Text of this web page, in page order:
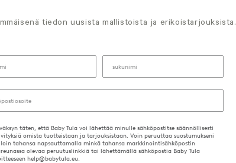
tiedon uusista mallistoista ja erikoistarjouksista.
täten, että Baby Tula voi lähettää minulle sähköpostitse säännöllisesti
omista tuotteistaan ja tarjouksistaan. Voin peruuttaa suostumukseni
tahansa napsauttamalla minkä tahansa markkinointisähköpostin
olevaa peruutuslinkkiä tai lähettämällä sähköpostia Baby Tula
help@babytula.eu.